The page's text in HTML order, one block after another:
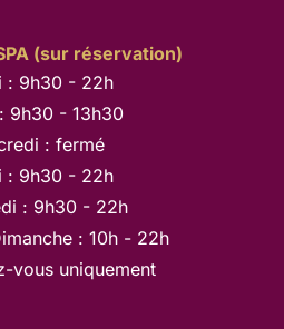
(sur réservation)
: 9h30 - 22h
9h30 - 13h30
: fermé
: 9h30 - 22h
: 9h30 - 22h
: 10h - 22h
vous uniquement